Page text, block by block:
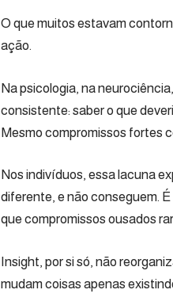
O que muitos estavam
ação.
Na psicologia, na
consistente: saber o que
Mesmo compromissos fortes
Nos indivíduos, essa lacuna
diferente, e não conseguem.
que compromissos ousados
Insight, por si só, não
mudam coisas apenas